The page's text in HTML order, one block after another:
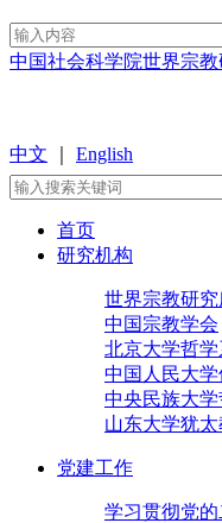
中国社会科学院世界宗
中文 English
首页
研究机构
世界宗教研究
中国宗教学会
北京大学哲
中国人民大
中央民族大
山东大学犹
党建工作
学习贯彻党